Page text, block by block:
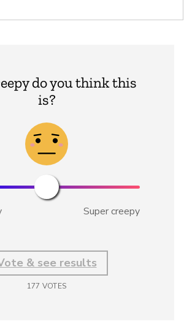
do you think this
is?
Super creepy
& see results
177 VOTES